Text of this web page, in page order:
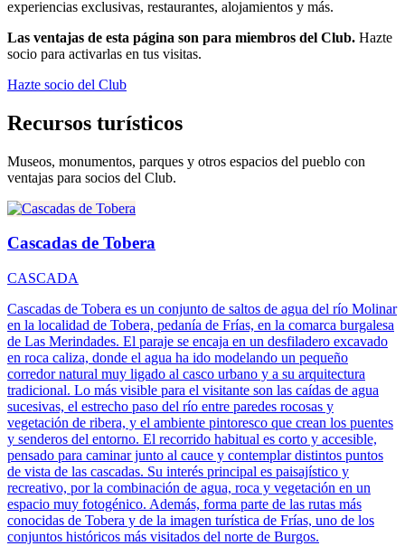
experiencias exclusivas, restaurantes, alojamientos y más.
Las ventajas de esta página son para miembros del Club. Hazte
socio para activarlas en tus visitas.
Hazte socio del Club
Recursos turísticos
Museos, monumentos, parques y otros espacios del pueblo con
ventajas para socios del Club.
Cascadas de Tobera
CASCADA
Cascadas de Tobera es un conjunto de saltos de agua del río Molinar
en la localidad de Tobera, pedanía de Frías, en la comarca burgalesa
de Las Merindades. El paraje se encaja en un desfiladero excavado
en roca caliza, donde el agua ha ido modelando un pequeño
corredor natural muy ligado al casco urbano y a su arquitectura
tradicional. Lo más visible para el visitante son las caídas de agua
sucesivas, el estrecho paso del río entre paredes rocosas y
vegetación de ribera, y el ambiente pintoresco que crean los puentes
y senderos del entorno. El recorrido habitual es corto y accesible,
pensado para caminar junto al cauce y contemplar distintos puntos
de vista de las cascadas. Su interés principal es paisajístico y
recreativo, por la combinación de agua, roca y vegetación en un
espacio muy fotogénico. Además, forma parte de las rutas más
conocidas de Tobera y de la imagen turística de Frías, uno de los
conjuntos históricos más visitados del norte de Burgos.